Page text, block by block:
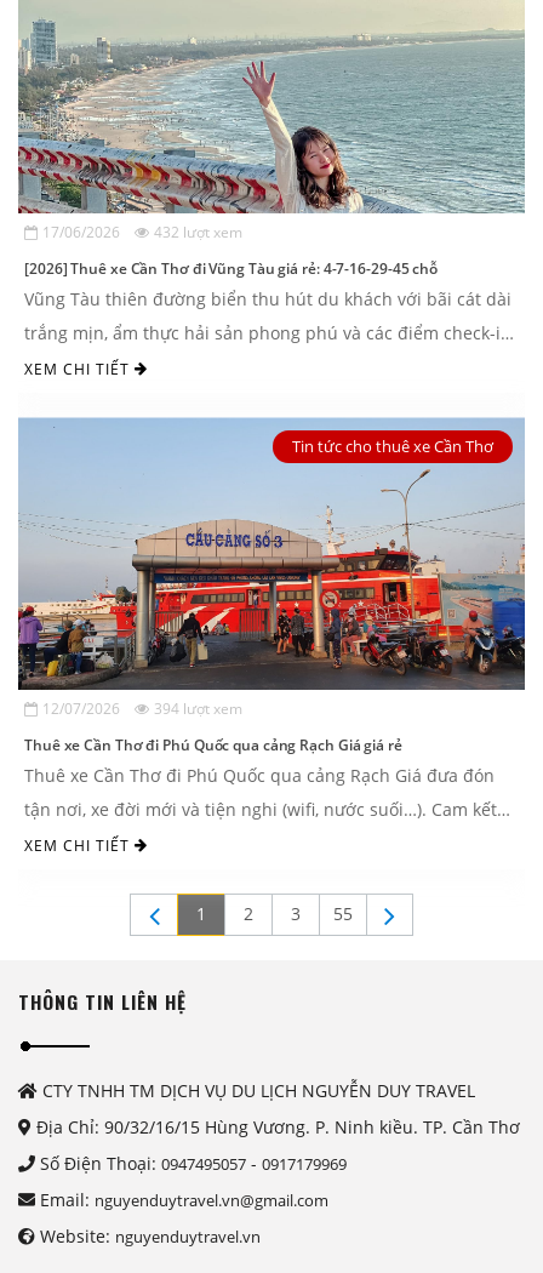
17/06/2026 432 lượt xem
[2026] Thuê xe Cần Thơ đi Vũng Tàu giá rẻ: 4-7-16-29-45 chỗ
Vũng Tàu thiên đường biển thu hút du khách với bãi cát dài
trắng mịn, ẩm thực hải sản phong phú và các điểm check-in
hot. Nhu cầu di ...
XEM CHI TIẾT
Tin tức cho thuê xe Cần Thơ
12/07/2026 394 lượt xem
Thuê xe Cần Thơ đi Phú Quốc qua cảng Rạch Giá giá rẻ
Thuê xe Cần Thơ đi Phú Quốc qua cảng Rạch Giá đưa đón
tận nơi, xe đời mới và tiện nghi (wifi, nước suối…). Cam kết
giá niêm yết và ...
XEM CHI TIẾT
1 2 3 55
THÔNG TIN LIÊN HỆ
CTY TNHH TM DỊCH VỤ DU LỊCH NGUYỄN DUY TRAVEL
Địa Chỉ: 90/32/16/15 Hùng Vương. P. Ninh kiều. TP. Cần Thơ
Số Điện Thoại: 0947495057 - 0917179969
Email: nguyenduytravel.vn@gmail.com
Website: nguyenduytravel.vn